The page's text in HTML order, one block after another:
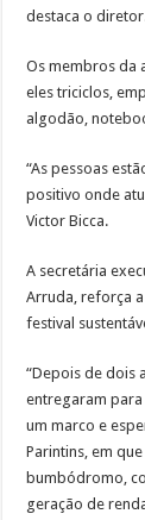
destaca o
Os membros da
eles triciclos,
algodão,
“As pessoas
positivo onde
Victor Bicca.
A secretária
Arruda, reforça
festival
“Depois de dois
entregaram para
um marco e
Parintins, em
bumbódromo,
geração de